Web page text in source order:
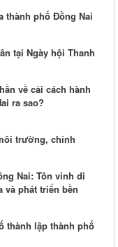
thành phố Đồng Nai
tại Ngày hội Thanh
về cải cách hành
ra sao?
trường, chỉnh
Nai: Tôn vinh di
và phát triển bền
thành lập thành phố